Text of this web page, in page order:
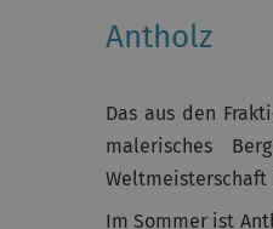
Antholz
Das aus den
malerisches
Weltmeisterschaft
Im Sommer ist